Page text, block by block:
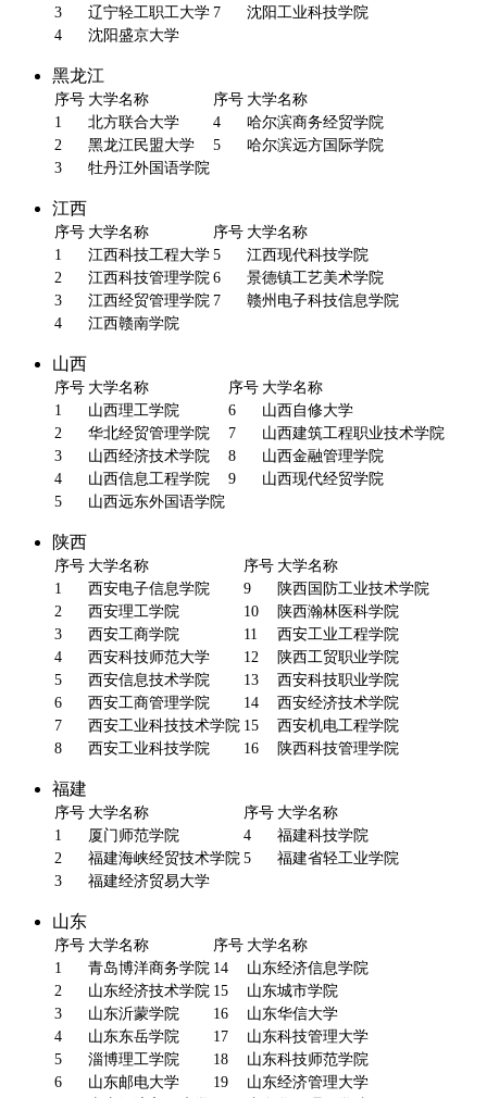
3
辽宁轻工职工大学 7
沈阳工业科技学院
4
沈阳盛京大学
黑龙江
序号 大学名称 序号 大学名称
1
北方联合大学 4
哈尔滨商务经贸学院
2
黑龙江民盟大学 5
哈尔滨远方国际学院
3
牡丹江外国语学院
江西
序号 大学名称 序号 大学名称
1
江西科技工程大学 5
江西现代科技学院
2
江西科技管理学院 6
景德镇工艺美术学院
3
江西经贸管理学院 7
赣州电子科技信息学院
4
江西赣南学院
山西
序号 大学名称 序号 大学名称
1
山西理工学院 6
山西自修大学
2
华北经贸管理学院 7
山西建筑工程职业技术学院
3
山西经济技术学院 8
山西金融管理学院
4
山西信息工程学院 9
山西现代经贸学院
5
山西远东外国语学院
陕西
序号 大学名称 序号 大学名称
1
西安电子信息学院 9
陕西国防工业技术学院
2
西安理工学院 10
陕西瀚林医科学院
3
西安工商学院 11
西安工业工程学院
4
西安科技师范大学 12
陕西工贸职业学院
5
西安信息技术学院 13
西安科技职业学院
6
西安工商管理学院 14
西安经济技术学院
7
西安工业科技技术学院 15
西安机电工程学院
8
西安工业科技学院 16 陕西科技管理学院
福建
序号 大学名称 序号 大学名称
1
厦门师范学院 4
福建科技学院
2
福建海峡经贸技术学院 5
福建省轻工业学院
3
福建经济贸易大学
山东
序号 大学名称 序号 大学名称
1
青岛博洋商务学院 14
山东经济信息学院
2
山东经济技术学院 15
山东城市学院
3
山东沂蒙学院 16
山东华信大学
4
山东东岳学院 17
山东科技管理大学
5
淄博理工学院 18
山东科技师范学院
6
山东邮电大学 19
山东经济管理大学